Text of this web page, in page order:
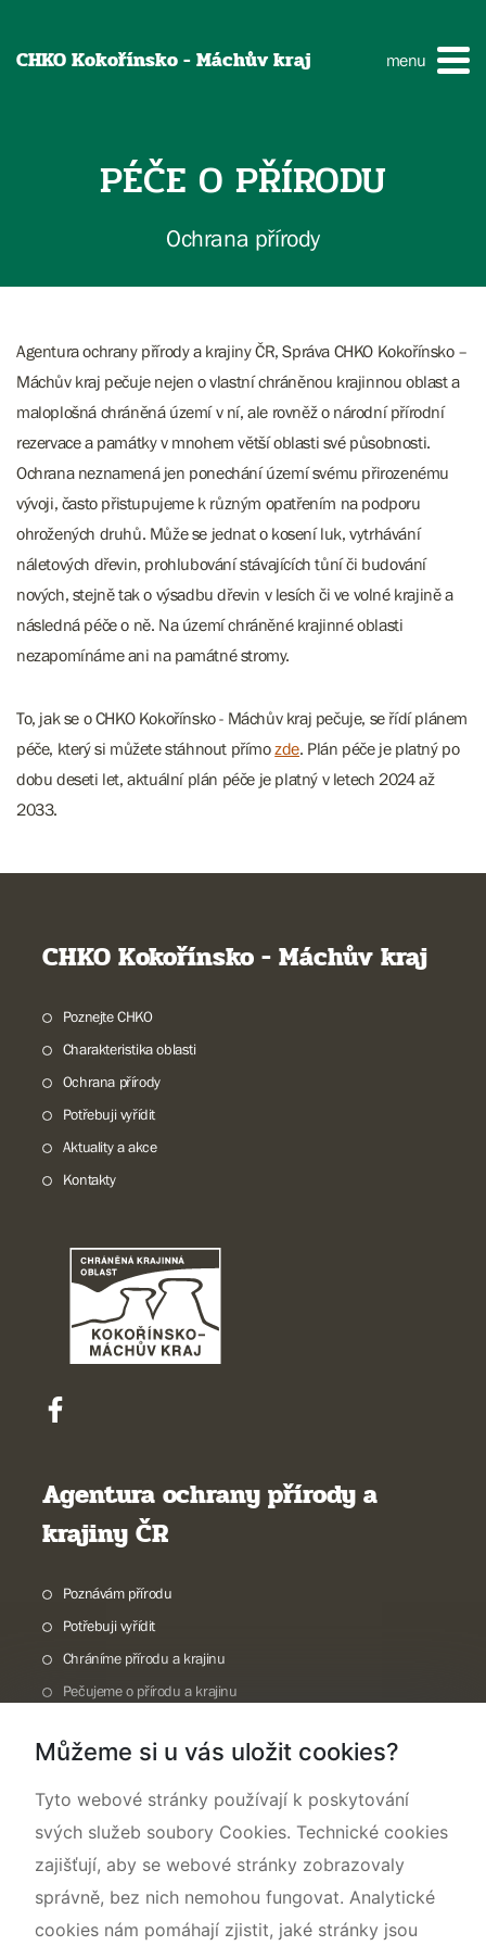
CHKO Kokořínsko - Máchův kraj menu
PÉČE O PŘÍRODU
Ochrana přírody
Agentura ochrany přírody a krajiny ČR, Správa CHKO Kokořínsko –
Máchův kraj pečuje nejen o vlastní chráněnou krajinnou oblast a
maloplošná chráněná území v ní, ale rovněž o národní přírodní
rezervace a památky v mnohem větší oblasti své působnosti.
Ochrana neznamená jen ponechání území svému přirozenému
vývoji, často přistupujeme k různým opatřením na podporu
ohrožených druhů. Může se jednat o kosení luk, vytrhávání
náletových dřevin, prohlubování stávajících tůní či budování
nových, stejně tak o výsadbu dřevin v lesích či ve volné krajině a
následná péče o ně. Na území chráněné krajinné oblasti
nezapomínáme ani na památné stromy.
To, jak se o CHKO Kokořínsko - Máchův kraj pečuje, se řídí plánem
péče, který si můžete stáhnout přímozde. Plán péče je platný po
dobu deseti let, aktuální plán péče je platný v letech 2024 až
2033.
CHKO Kokořínsko - Máchův kraj
Poznejte CHKO
Charakteristika oblasti
Ochrana přírody
Potřebuji vyřídit
Aktuality a akce
Kontakty
Agentura ochrany přírody a
krajiny ČR
Poznávám přírodu
Potřebuji vyřídit
Chráníme přírodu a krajinu
Pečujeme o přírodu a krajinu
O nás
Můžeme si u vás uložit cookies?
Tyto webové stránky používají k poskytování
svých služeb soubory Cookies. Technické cookies
zajišťují, aby se webové stránky zobrazovaly
správně, bez nich nemohou fungovat. Analytické
cookies nám pomáhají zjistit, jaké stránky jsou